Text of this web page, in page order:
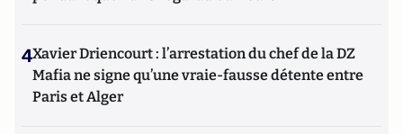
4Xavier Driencourt : l’arrestation du chef de la DZ
Mafia ne signe qu’une vraie-fausse détente entre
Paris et Alger